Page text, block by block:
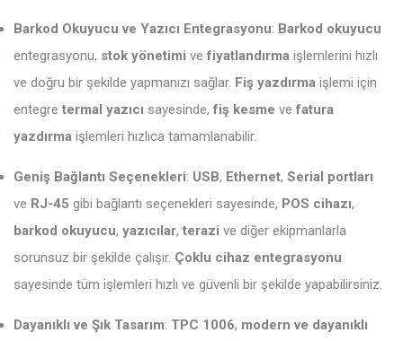
Barkod Okuyucu ve Yazıcı Entegrasyonu: Barkod okuyucu
entegrasyonu, stok yönetimi vefiyatlandırma işlemlerini hızlı
ve doğru bir şekilde yapmanızı sağlar. Fiş yazdırma işlemi için
entegre termal yazıcı sayesinde,fiş kesme vefatura
yazdırma işlemleri hızlıca tamamlanabilir.
Geniş Bağlantı Seçenekleri: USB, Ethernet, Serial portları
ve RJ-45 gibi bağlantı seçenekleri sayesinde, POS cihazı,
barkod okuyucu, yazıcılar, terazi ve diğer ekipmanlarla
sorunsuz bir şekilde çalışır. Çoklu cihaz entegrasyonu
sayesinde tüm işlemleri hızlı ve güvenli bir şekilde yapabilirsiniz.
Dayanıklı ve Şık Tasarım: TPC 1006, modern ve dayanıklı